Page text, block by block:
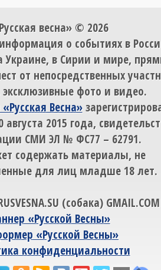
весна» © 2026
о событиях в
Украине, в Сирии и мире,
от непосредственных
фото и видео.
Весна»
2015 года,
СМИ ЭЛ № ФС77 – 62791.
содержать материалы, не
для лиц младше 18 лет.
(собака) GMAIL.COM
«Русской Весны»
«Русской Весны»
конфиденциальности